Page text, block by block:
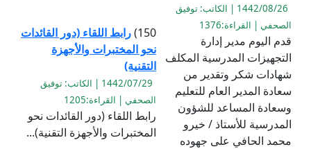
1442/08/26 | الكاتب: توفيق
الصحفي | القراءة:1376
قدم اليوم مدير إدارة
التجهيزات المدرسية المكلف
شهادات شكر وتقدير من
سعادة المدير العام للتعليم
وسعادة المساعد للشؤون
المدرسية للأستاذ / خيرو
محمد الحافي على جهوده
150) رابط اللقاء (دور القائدات
نحو المختبرات والأجهزة
التقنية)
1442/07/29 | الكاتب: توفيق
الصحفي | القراءة:1205
رابط اللقاء (دور القائدات نحو
المختبرات والأجهزة التقنية)...